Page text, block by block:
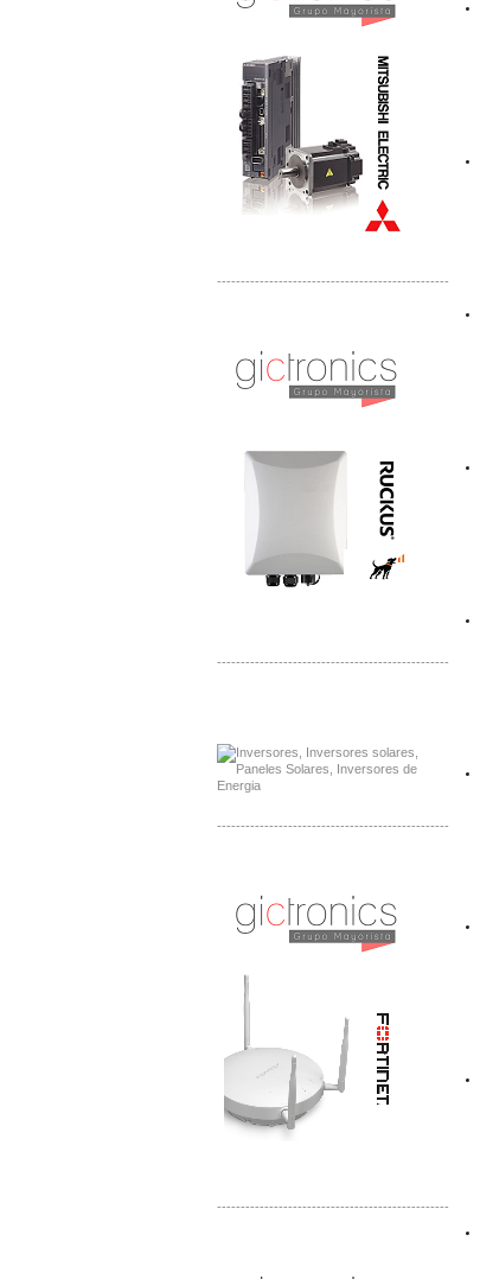
-------------------------------------------------
-------------------------------------------------
-------------------------------------------------
-------------------------------------------------